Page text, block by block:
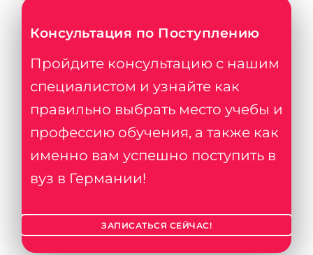
Консультация по Поступлению
Пройдите консультацию с нашим
специалистом и узнайте как
правильно выбрать место учебы и
профессию обучения, а также как
именно вам успешно поступить в
вуз в Германии!
ЗАПИСАТЬСЯ СЕЙЧАС!